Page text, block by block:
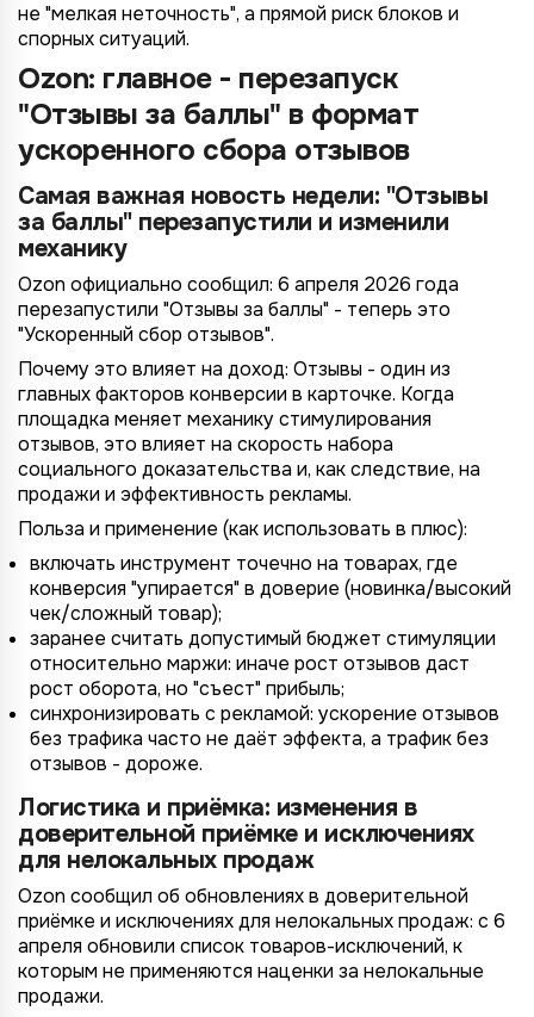
не "мелкая неточность", а прямой риск блоков и
спорных ситуаций.
Ozon: главное - перезапуск
"Отзывы за баллы" в формат
ускоренного сбора отзывов
Самая важная новость недели: "Отзывы
за баллы" перезапустили и изменили
механику
Ozon официально сообщил: 6 апреля 2026 года
перезапустили "Отзывы за баллы" - теперь это
"Ускоренный сбор отзывов".
Почему это влияет на доход: Отзывы - один из
главных факторов конверсии в карточке. Когда
площадка меняет механику стимулирования
отзывов, это влияет на скорость набора
социального доказательства и, как следствие, на
продажи и эффективность рекламы.
Польза и применение (как использовать в плюс):
включать инструмент точечно на товарах, где
конверсия "упирается" в доверие (новинка/высокий
чек/сложный товар);
заранее считать допустимый бюджет стимуляции
относительно маржи: иначе рост отзывов даст
рост оборота, но "съест" прибыль;
синхронизировать с рекламой: ускорение отзывов
без трафика часто не даёт эффекта, а трафик без
отзывов - дороже.
Логистика и приёмка: изменения в
доверительной приёмке и исключениях
для нелокальных продаж
Ozon сообщил об обновлениях в доверительной
приёмке и исключениях для нелокальных продаж: с 6
апреля обновили список товаров-исключений, к
которым не применяются наценки за нелокальные
продажи.